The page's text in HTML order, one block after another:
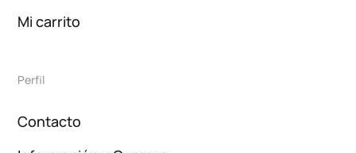
Mi carrito
Perfil
Contacto